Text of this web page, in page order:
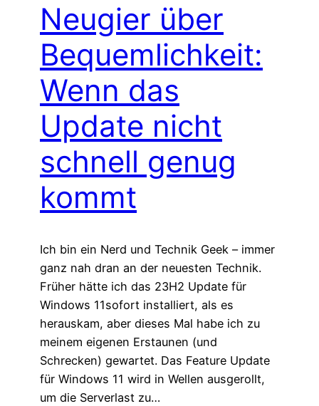
Neugier über
Bequemlichkeit:
Wenn das
Update nicht
schnell genug
kommt
Ich bin ein Nerd und Technik Geek – immer
ganz nah dran an der neuesten Technik.
Früher hätte ich das 23H2 Update für
Windows 11sofort installiert, als es
herauskam, aber dieses Mal habe ich zu
meinem eigenen Erstaunen (und
Schrecken) gewartet. Das Feature Update
für Windows 11 wird in Wellen ausgerollt,
um die Serverlast zu…